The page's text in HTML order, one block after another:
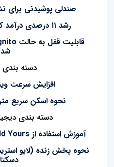
صندلی پوشیدنی برای
رشد ۱۱ درصدی درآمد کمپانی مایکروسافت
شد
دسته
افزایش سرعت ویندوز
نحوه اسکن سریع
دسته بندی
آموزش استفاده از Add Yours در استوری اینستاگرام
نحوه پخش زنده (لایو